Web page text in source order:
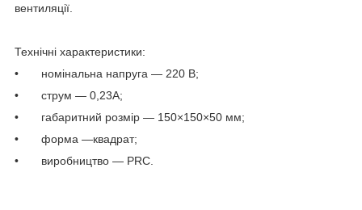
вентиляції.
Технічні характеристики:
• номінальна напруга — 220 В;
• струм — 0,23А;
• габаритний розмір — 150×150×50 мм;
• форма —квадрат;
• виробництво — PRC.